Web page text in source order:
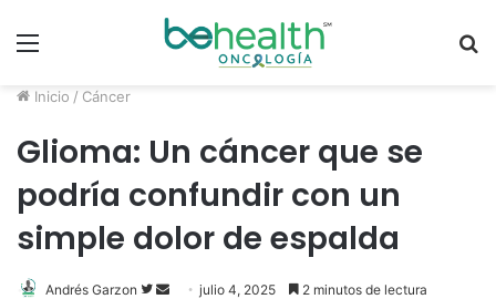
Inicio / Cáncer
Glioma: Un cáncer que se
podría confundir con un
simple dolor de espalda
Andrés Garzon
F
julio 4, 2025 2 minutos de lectura